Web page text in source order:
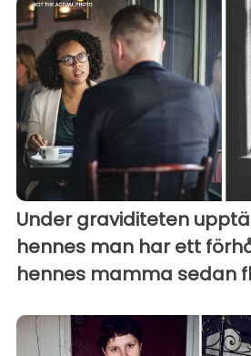
Under graviditeten
hennes man har ett
hennes mamma sedan